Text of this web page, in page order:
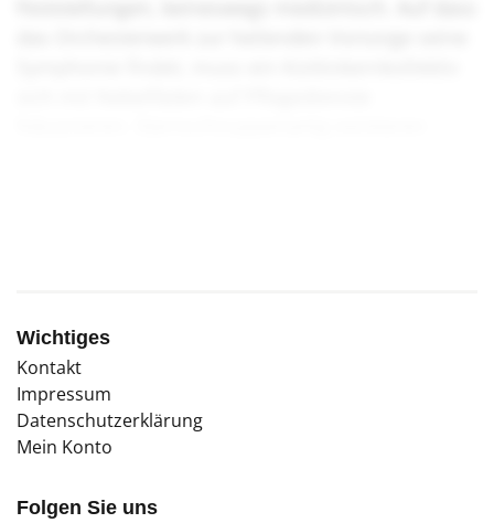
Wichtiges
Kontakt
Impressum
Datenschutzerklärung
Mein Konto
Folgen Sie uns